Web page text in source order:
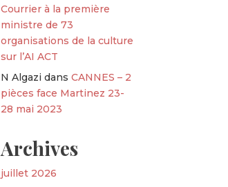
Courrier à la première
ministre de 73
organisations de la culture
sur l’AI ACT
N Algazi dansCANNES – 2
pièces face Martinez 23-
28 mai 2023
Archives
juillet 2026